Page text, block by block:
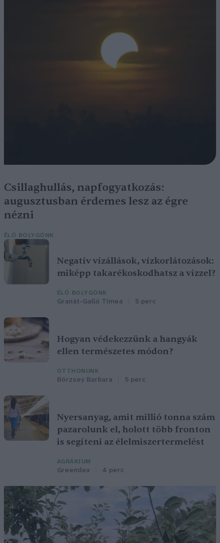
Csillaghullás, napfogyatkozás:
augusztusban érdemes lesz az égre
nézni
ÉLŐ BOLYGÓNK
Negatív vízállások, vízkorlátozások:
miképp takarékoskodhatsz a vízzel?
ÉLŐ BOLYGÓNK
Granát-Galló Tímea 5 perc
Hogyan védekezzünk a hangyák
ellen természetes módon?
OTTHONUNK
Börzsey Barbara 5 perc
Nyersanyag, amit millió tonna szám
pazarolunk el, holott több fronton
is segíteni az élelmiszertermelést
AGRÁRIUM
Greendex 4 perc